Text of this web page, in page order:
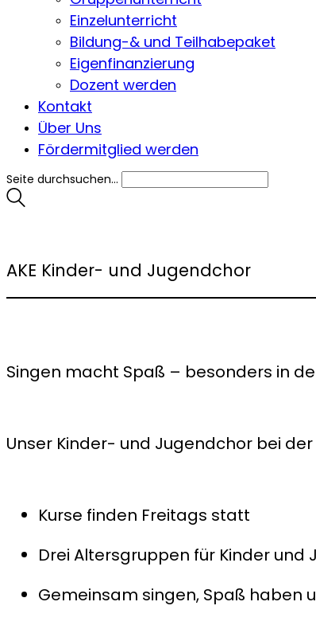
Einzelunterricht
Bildung-& und Teilhabepaket
Eigenfinanzierung
Dozent werden
Kontakt
Über Uns
Fördermitglied werden
Seite durchsuchen...
AKE Kinder- und Jugendchor
Singen macht Spaß – besonders in
Unser Kinder- und Jugendchor bei
Kurse finden Freitags statt
Drei Altersgruppen für Kinder und
Gemeinsam singen, Spaß haben